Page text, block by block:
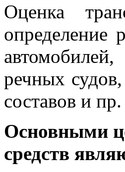
Оценка
определение
речных
составов и пр.
Основными
средств